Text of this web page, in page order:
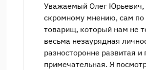
Уважаемый Олег Юрьевич,
скромному мнению, сам по
товарищ, который нам не
весьма незаурядная
разносторонне развитая и
примечательная. Я